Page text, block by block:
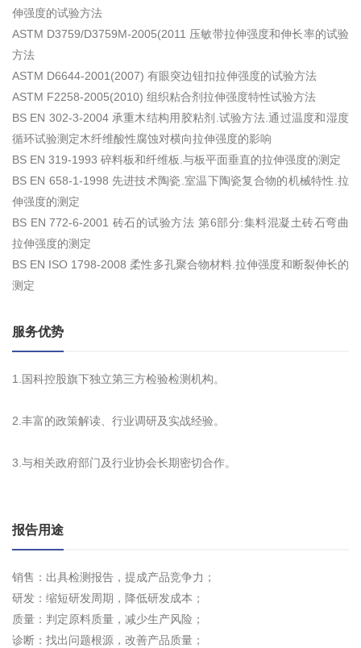
伸强度的试验方法
ASTM D3759/D3759M-2005(2011 压敏带拉伸强度和伸长率的试验
方法
ASTM D6644-2001(2007) 有眼突边钮扣拉伸强度的试验方法
ASTM F2258-2005(2010) 组织粘合剂拉伸强度特性试验方法
BS EN 302-3-2004 承重木结构用胶粘剂.试验方法.通过温度和湿度
循环试验测定木纤维酸性腐蚀对横向拉伸强度的影响
BS EN 319-1993 碎料板和纤维板.与板平面垂直的拉伸强度的测定
BS EN 658-1-1998 先进技术陶瓷.室温下陶瓷复合物的机械特性.拉
伸强度的测定
BS EN 772-6-2001 砖石的试验方法 第6部分:集料混凝土砖石弯曲
拉伸强度的测定
BS EN ISO 1798-2008 柔性多孔聚合物材料.拉伸强度和断裂伸长的
测定
服务优势
1.国科控股旗下独立第三方检验检测机构。
2.丰富的政策解读、行业调研及实战经验。
3.与相关政府部门及行业协会长期密切合作。
报告用途
销售：出具检测报告，提成产品竞争力；
研发：缩短研发周期，降低研发成本；
质量：判定原料质量，减少生产风险；
诊断：找出问题根源，改善产品质量；